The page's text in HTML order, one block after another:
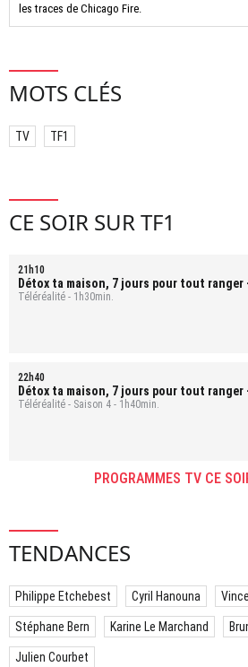
les traces de Chicago Fire.
MOTS CLÉS
TV TF1
CE SOIR SUR TF1
21h10
Détox ta maison, 7 jours pour tout ranger
Bastien
Téléréalité - 1h30min.
22h40
Détox ta maison, 7 jours pour tout ranger
et ses filles
Téléréalité - Saison 4 - 1h40min.
PROGRAMMES TV CE
TENDANCES
Philippe Etchebest Cyril Hanouna
Stéphane Bern Karine Le Marchand
Julien Courbet